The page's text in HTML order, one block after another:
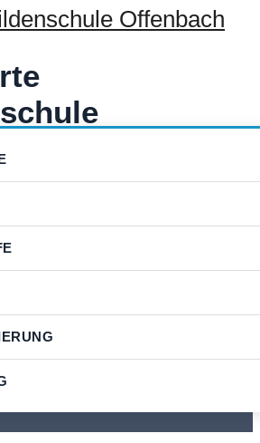
der
beim
der